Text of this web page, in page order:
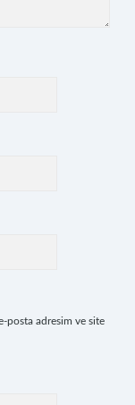
posta adresim ve site